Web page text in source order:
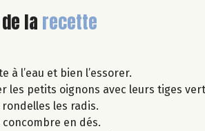
de la recette
à l’eau et bien l’essorer.
les petits oignons avec leurs tiges
rondelles les radis.
concombre en dés.